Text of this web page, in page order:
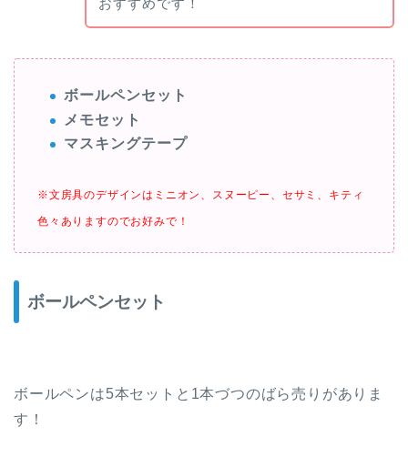
おすすめです！
ボールペンセット
メモセット
マスキングテープ
※文房具のデザインはミニオン、スヌーピー、セサミ、キティ
色々ありますのでお好みで！
ボールペンセット
ボールペンは5本セットと1本づつのばら売りがありま
す！